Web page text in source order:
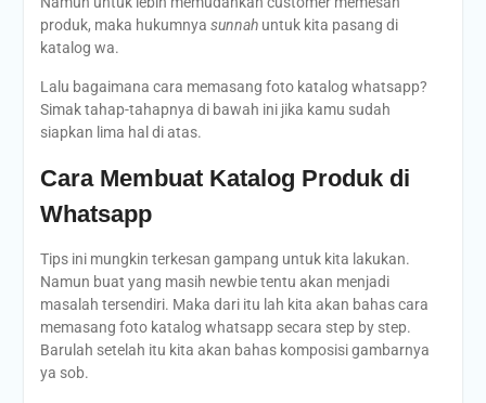
produk, maka hukumnya sunnah untuk kita pasang di
katalog wa.
Lalu bagaimana cara memasang foto katalog whatsapp?
Simak tahap-tahapnya di bawah ini jika kamu sudah
siapkan lima hal di atas.
Cara Membuat Katalog Produk di
Whatsapp
Tips ini mungkin terkesan gampang untuk kita lakukan.
Namun buat yang masih newbie tentu akan menjadi
masalah tersendiri. Maka dari itu lah kita akan bahas cara
memasang foto katalog whatsapp secara step by step.
Barulah setelah itu kita akan bahas komposisi gambarnya
ya sob.